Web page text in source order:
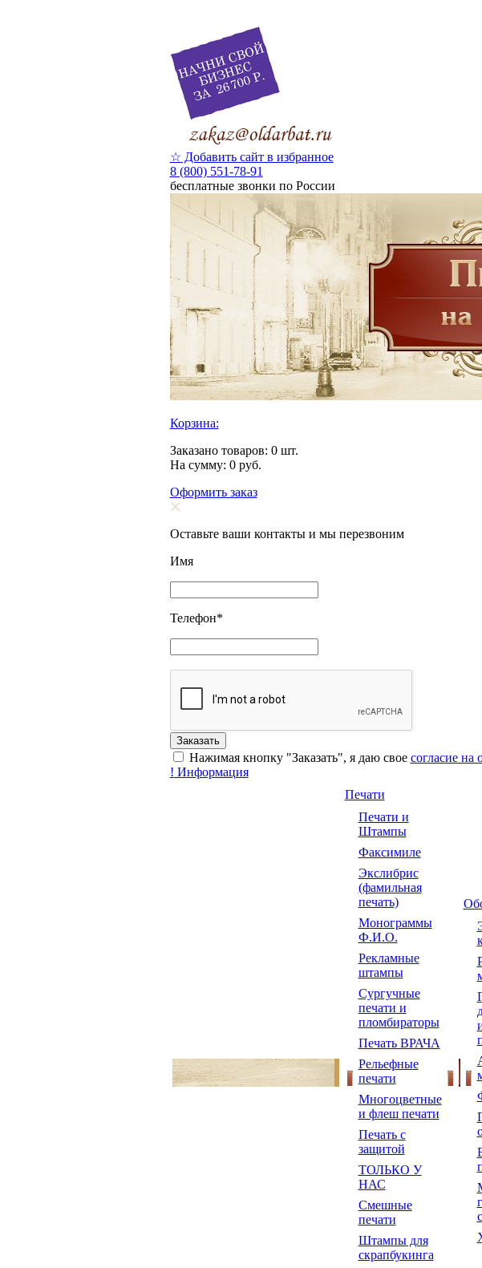
☆ Добавить сайт в избранное
8 (800) 551-78-91
бесплатные звонки по России
Корзина:
Заказано товаров: 0шт.
На сумму: 0руб.
Оформить заказ
Оставьте ваши контакты и мы перезвоним
Имя
Телефон*
Нажимая кнопку "Заказать", я даю свое согласие на
! Информация
Печати
Печати и
Штампы
Факсимиле
Экслибрис
(фамильная
печать)
Монограммы
Ф.И.О.
Рекламные
штампы
Сургучные
печати и
пломбираторы
Печать ВРАЧА
Рельефные
печати
Многоцветные
и флеш печати
Печать с
защитой
ТОЛЬКО У
НАС
Смешные
печати
Штампы для
скрапбукинга